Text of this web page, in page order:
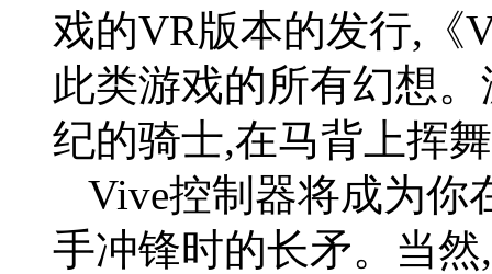
戏的VR版本的发行,《
此类游戏的所有幻想
纪的骑士,在马背上挥
Vive控制器将成为你
手冲锋时的长矛。当